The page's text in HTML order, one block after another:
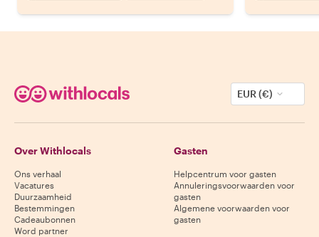
EUR (€)
Over Withlocals
Ons verhaal
Vacatures
Duurzaamheid
Bestemmingen
Cadeaubonnen
Word partner
Gasten
Helpcentrum voor gasten
Annuleringsvoorwaarden voor
gasten
Algemene voorwaarden voor
gasten